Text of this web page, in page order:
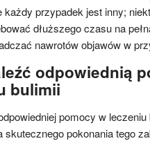
każdy przypadek jest inny;
dłuższego czasu na
nawrotów objawów w
odpowiednią
bulimii
pomocy w
skutecznego pokonania tego